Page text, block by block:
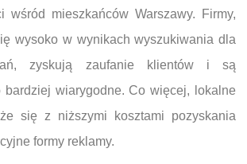
wśród mieszkańców Warszawy. Firmy,
wysoko w wynikach wyszukiwania dla
zyskują zaufanie klientów i są
bardziej wiarygodne. Co więcej, lokalne
się z niższymi kosztami pozyskania
formy reklamy.